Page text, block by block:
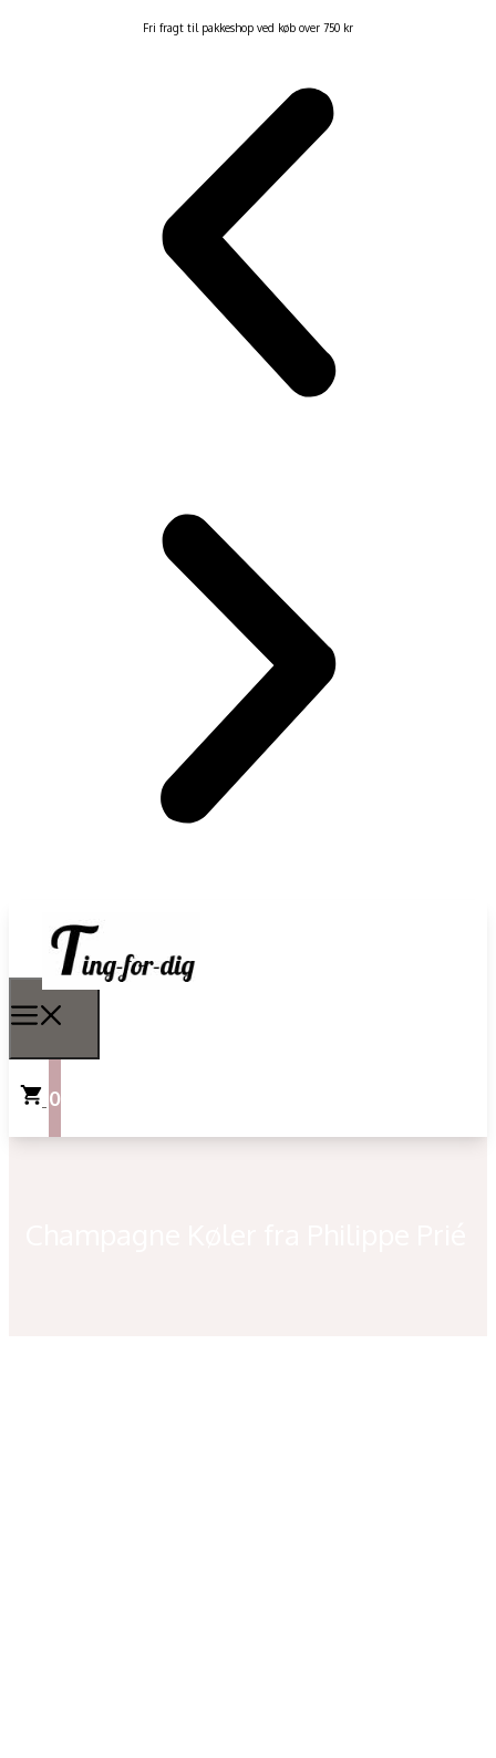
Fri fragt til pakkeshop ved køb over 750 kr
0